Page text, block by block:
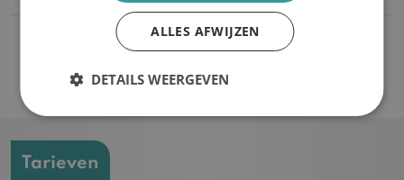
Bij welke huidproblemen kan
brandwonden nazorg worden
toegepast?
Tarieven
ALLES AFWIJZEN
DETAILS WEERGEVEN